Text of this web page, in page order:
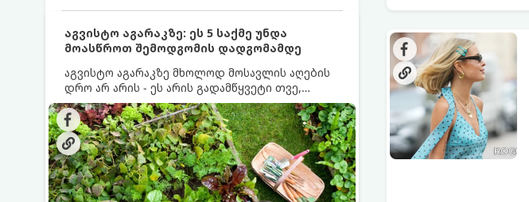
აგვისტო აგარაკზე: ეს 5 საქმე უნდა
მოასწროთ შემოდგომის დადგომამდე
აგვისტო აგარაკზე მხოლოდ მოსავლის აღების
დრო არ არის - ეს არის გადამწყვეტი თვე,
როდესაც საფუძველი ეყრება მომავალი წლის
მოსავალს და ბაღი მზადდება შემოდგომა-
ზამთრის სეზონისთვის. იმისათვის, რომ
ნიადაგმა ენერგია აღიდგინოს, ხოლო
მცენარეებმა ზამთარს გაუძლონ, აგვისტოს
ბოლომდე 5 მნიშვნელოვანი საქმის გაკეთება
უნდა მოასწროთ: